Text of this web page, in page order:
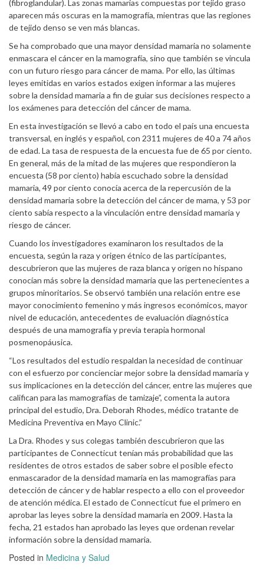
(fibroglandular). Las zonas mamarias compuestas por tejido graso
aparecen más oscuras en la mamografía, mientras que las regiones
de tejido denso se ven más blancas.
Se ha comprobado que una mayor densidad mamaria no solamente
enmascara el cáncer en la mamografía, sino que también se vincula
con un futuro riesgo para cáncer de mama. Por ello, las últimas
leyes emitidas en varios estados exigen informar a las mujeres
sobre la densidad mamaria a fin de guiar sus decisiones respecto a
los exámenes para detección del cáncer de mama.
En esta investigación se llevó a cabo en todo el país una encuesta
transversal, en inglés y español, con 2311 mujeres de 40 a 74 años
de edad. La tasa de respuesta de la encuesta fue de 65 por ciento.
En general, más de la mitad de las mujeres que respondieron la
encuesta (58 por ciento) había escuchado sobre la densidad
mamaria, 49 por ciento conocía acerca de la repercusión de la
densidad mamaria sobre la detección del cáncer de mama, y 53 por
ciento sabía respecto a la vinculación entre densidad mamaria y
riesgo de cáncer.
Cuando los investigadores examinaron los resultados de la
encuesta, según la raza y origen étnico de las participantes,
descubrieron que las mujeres de raza blanca y origen no hispano
conocían más sobre la densidad mamaria que las pertenecientes a
grupos minoritarios. Se observó también una relación entre ese
mayor conocimiento femenino y más ingresos económicos, mayor
nivel de educación, antecedentes de evaluación diagnóstica
después de una mamografía y previa terapia hormonal
posmenopáusica.
“Los resultados del estudio respaldan la necesidad de continuar
con el esfuerzo por concienciar mejor sobre la densidad mamaria y
sus implicaciones en la detección del cáncer, entre las mujeres que
califican para las mamografías de tamizaje”, comenta la autora
principal del estudio, Dra. Deborah Rhodes, médico tratante de
Medicina Preventiva en Mayo Clinic.”
La Dra. Rhodes y sus colegas también descubrieron que las
participantes de Connecticut tenían más probabilidad que las
residentes de otros estados de saber sobre el posible efecto
enmascarador de la densidad mamaria en las mamografías para
detección de cáncer y de hablar respecto a ello con el proveedor
de atención médica. El estado de Connecticut fue el primero en
aprobar las leyes sobre la densidad mamaria en 2009. Hasta la
fecha, 21 estados han aprobado las leyes que ordenan revelar
información sobre la densidad mamaria.
Posted in Medicina y Salud